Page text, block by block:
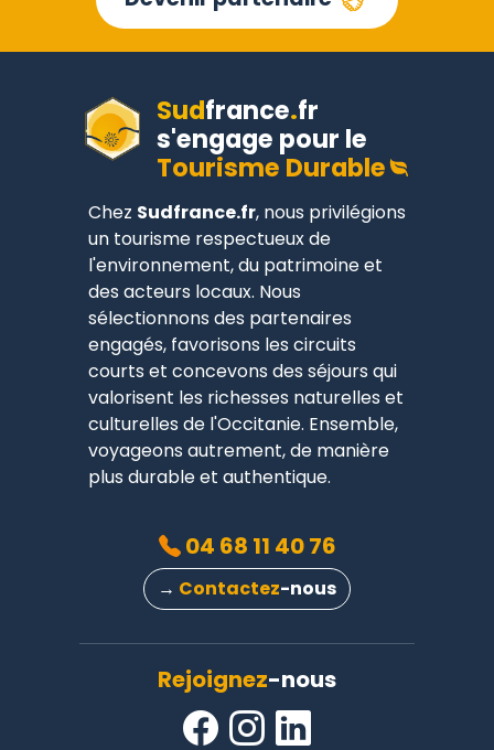
Sudfrance.fr
s'engage pour le
Tourisme Durable
Chez Sudfrance.fr, nous privilégions
un tourisme respectueux de
l'environnement, du patrimoine et
des acteurs locaux. Nous
sélectionnons des partenaires
engagés, favorisons les circuits
courts et concevons des séjours qui
valorisent les richesses naturelles et
culturelles de l'Occitanie. Ensemble,
voyageons autrement, de manière
plus durable et authentique.
Rejoignez-nous
04 68 11 40 76
→ Contactez-nous